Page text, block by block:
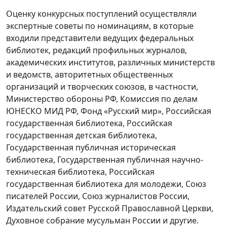
Оценку конкурсных поступлений осуществляли
экспертные советы по номинациям, в которые
входили представители ведущих федеральных
библиотек, редакций профильных журналов,
академических институтов, различных министерств
и ведомств, авторитетных общественных
организаций и творческих союзов, в частности,
Министерство обороны РФ, Комиссия по делам
ЮНЕСКО МИД РФ, Фонд «Русский мир», Российская
государственная библиотека, Российская
государственная детская библиотека,
Государственная публичная историческая
библиотека, Государственная публичная научно-
техническая библиотека, Российская
государственная библиотека для молодежи, Союз
писателей России, Союз журналистов России,
Издательский совет Русской Православной Церкви,
Духовное собрание мусульман России и другие.